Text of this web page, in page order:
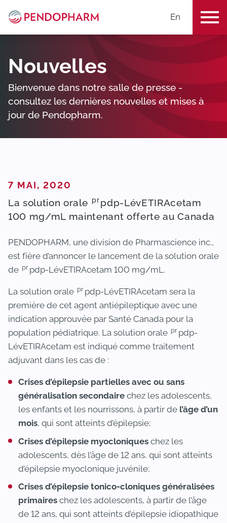
En
Nouvelles
Bienvenue dans notre salle de presse -
consultez les dernières nouvelles et mises à
jour de Pendopharm.
PUBLIÉ DANS
7 MAI, 2020
La solution orale prpdp-LévETIRAcetam
100 mg/mL maintenant offerte au Canada
PENDOPHARM, une division de Pharmascience inc.,
est fière d’annoncer le lancement de la solution orale
de pr pdp-LévETIRAcetam 100 mg/mL.
La solution orale pr pdp-LévETIRAcetam sera la
première de cet agent antiépileptique avec une
indication approuvée par Santé Canada pour la
population pédiatrique. La solution orale pr pdp-
LévETIRAcetam est indiqué comme traitement
adjuvant dans les cas de :
Crises d’épilepsie partielles avec ou sans
généralisation secondaire chez les adolescents,
les enfants et les nourrissons, à partir de l’âge d’un
mois, qui sont atteints d’épilepsie;
Crises d’épilepsie myocloniques chez les
adolescents, dès l’âge de 12 ans, qui sont atteints
d’épilepsie myoclonique juvénile;
Crises d’épilepsie tonico-cloniques généralisées
primaires chez les adolescents, à partir de l’âge
de 12 ans, qui sont atteints d’épilepsie idiopathique